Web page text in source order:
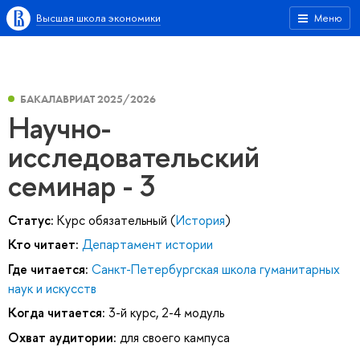
Меню
Высшая школа экономики
БАКАЛАВРИАТ 2025/2026
Научно-
исследовательский
семинар - 3
Статус: Курс обязательный (История)
Кто читает: Департамент истории
Где читается: Санкт-Петербургская школа гуманитарных
наук и искусств
Когда читается: 3-й курс, 2-4 модуль
Охват аудитории: для своего кампуса